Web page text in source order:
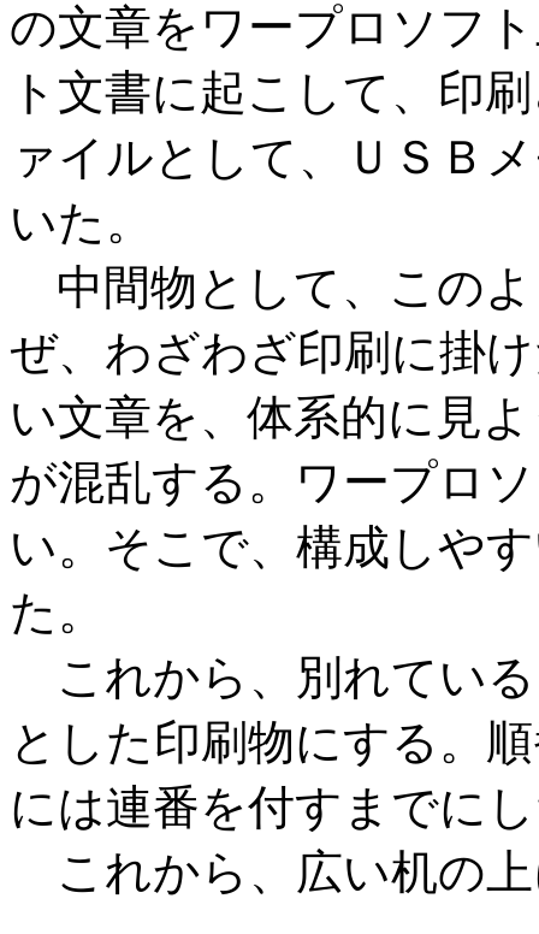
の文章をワープロソフ
ト文書に起こして、印
ァイルとして、ＵＳＢ
いた。
中間物として、この
ぜ、わざわざ印刷に掛
い文章を、体系的に見
が混乱する。ワープロ
い。そこで、構成しや
た。
これから、別れてい
とした印刷物にする。
には連番を付すまでに
これから、広い机の